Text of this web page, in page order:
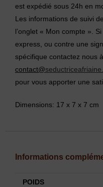
est expédié sous 24h en
Les informations de suivi
l’onglet « Mon compte ».
express, ou contre une
spécifique contactez nous
contact@
pour vous apporter une
Dimensions: 17 x 7 x 7 cm
Informations
POIDS